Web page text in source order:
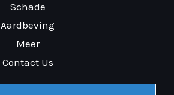
Schade
Aardbeving
Meer
Contact Us